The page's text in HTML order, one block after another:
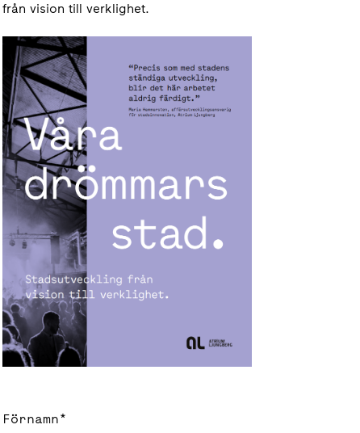
från vision till verklighet.